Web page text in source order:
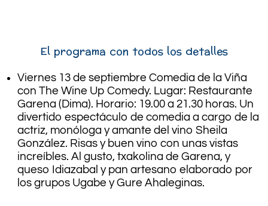
El programa con todos los detalles
Viernes 13 de septiembre Comedia de la Viña
con The Wine Up Comedy. Lugar: Restaurante
Garena (Dima). Horario: 19.00 a 21.30 horas. Un
divertido espectáculo de comedia a cargo de la
actriz, monóloga y amante del vino Sheila
González. Risas y buen vino con unas vistas
increíbles. Al gusto, txakolina de Garena, y
queso Idiazabal y pan artesano elaborado por
los grupos Ugabe y Gure Ahaleginas.